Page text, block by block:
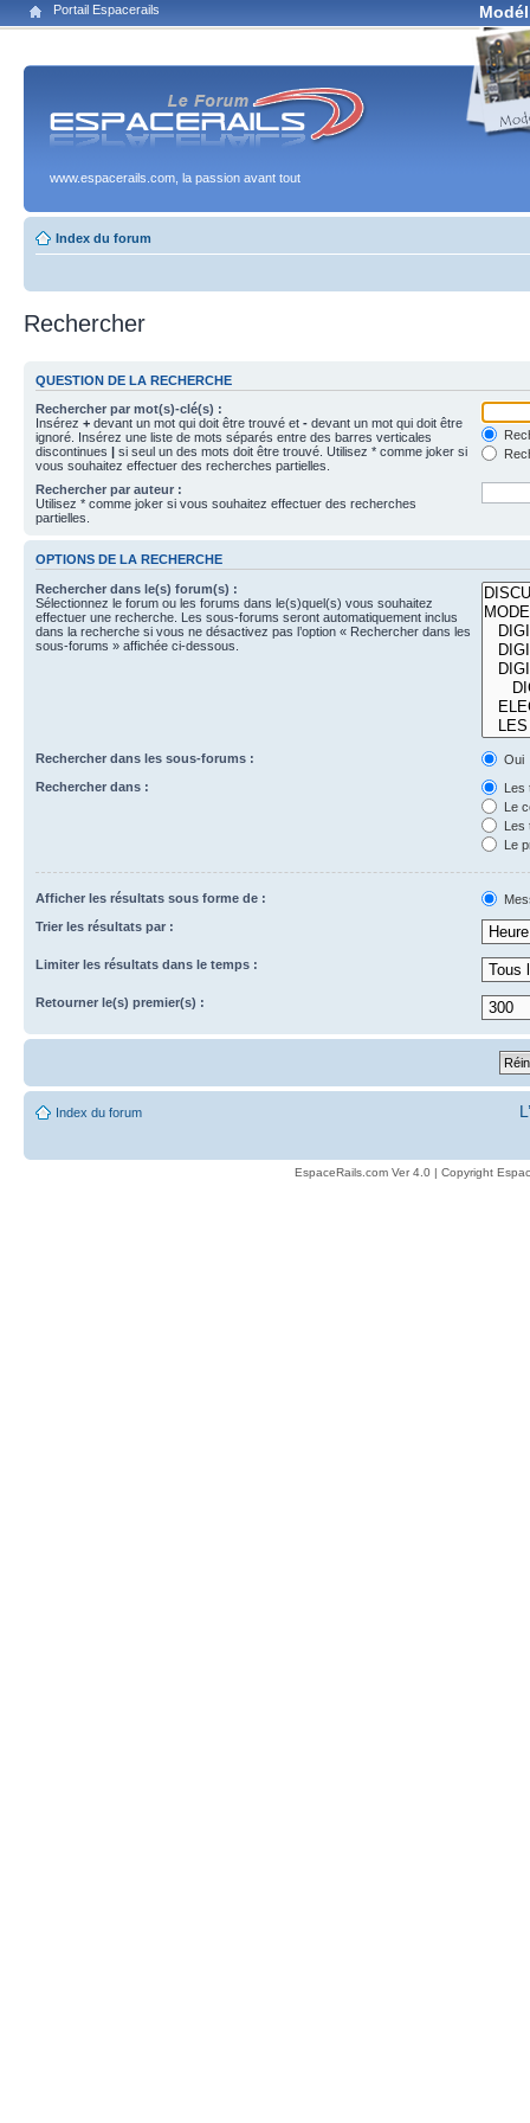
Portail Espacerails
www.espacerails.com, la passion avant tout
Index du forum
Rechercher
QUESTION DE LA RECHERCHE
Rechercher par mot(s)-clé(s) :
Insérez + devant un mot qui doit être trouvé et - devant un mot qui doit être
ignoré. Insérez une liste de mots séparés entre des barres verticales
discontinues | si seul un des mots doit être trouvé. Utilisez * comme joker si
vous souhaitez effectuer des recherches partielles.
Rechercher par auteur :
Utilisez * comme joker si vous souhaitez effectuer des recherches
partielles.
OPTIONS DE LA RECHERCHE
Rechercher dans le(s) forum(s) :
Sélectionnez le forum ou les forums dans le(s)quel(s) vous souhaitez
effectuer une recherche. Les sous-forums seront automatiquement inclus
dans la recherche si vous ne désactivez pas l’option « Rechercher dans les
sous-forums » affichée ci-dessous.
Rechercher dans les sous-forums :
Oui
Rechercher dans :
Les
Le
Les
Le
Afficher les résultats sous forme de :
Trier les résultats par :
Limiter les résultats dans le temps :
Retourner le(s) premier(s) :
Index du forum
EspaceRails.com Ver 4.0 | Copyright